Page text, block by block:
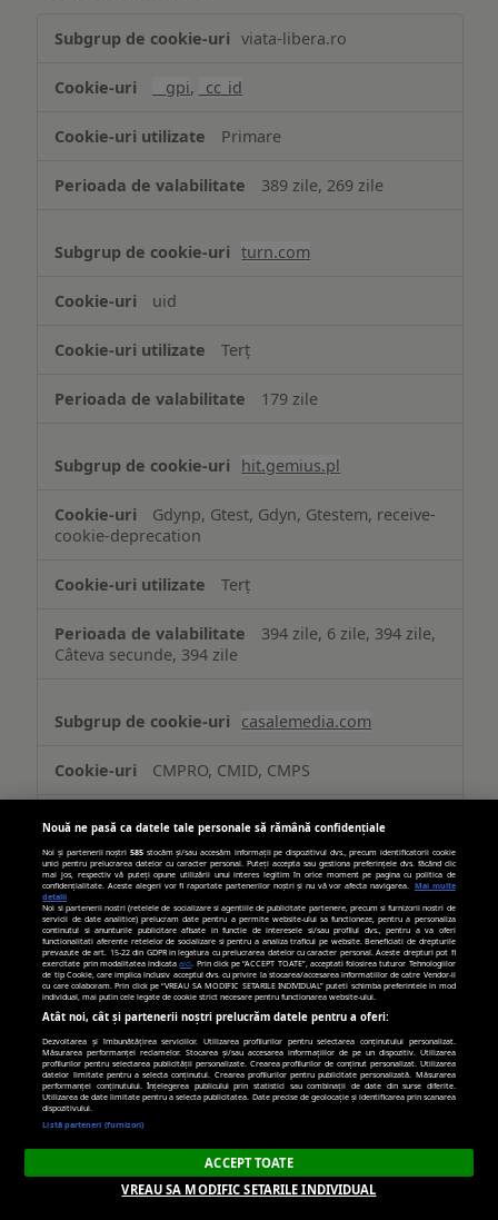
Publicitate
țintită
(targetată)
viata-libera.ro
__gpi, _cc_id
Primare
389 zile, 269 zile
turn.com
uid
Terț
179 zile
hit.gemius.pl
Gdynp, Gtest, Gdyn, Gtestem, receive-
cookie-deprecation
Terț
394 zile, 6 zile, 394 zile,
Câteva secunde, 394 zile
casalemedia.com
CMPRO, CMID, CMPS
Terț
89 zile, 364 zile, 89 zile
youtube.com
VISITOR_PRIVACY_METADATA
179 zile
ctnsnet.com
gid_CAESEM_2RTOYaak34xKTPt8z8X4,
Nouă ne pasă ca datele tale personale să rămână confidențiale
Noi și partenerii noștri585 stocăm și/sau accesăm informații pe dispozitivul dvs., precum identificatorii cookie
unici pentru prelucrarea datelor cu caracter personal. Puteți accepta sau gestiona preferințele dvs. făcând clic
mai jos, respectiv vă puteți opune utilizării unui interes legitim în orice moment pe pagina cu politica de
confidențialitate. Aceste alegeri vor fi raportate partenerilor noștri și nu vă vor afecta navigarea.
Mai multe
detalii
Noi si partenerii nostri (retelele de socializare si agentiile de publicitate partenere, precum si furnizorii nostri de
servicii de date analitice) prelucram date pentru a permite website-ului sa functioneze, pentru a personaliza
continutul si anunturile publicitare afisate in functie de interesele si/sau profilul dvs., pentru a va oferi
functionalitati aferente retelelor de socializare si pentru a analiza traficul pe website. Beneficiati de drepturile
prevazute de art. 15-22 din GDPR in legatura cu prelucrarea datelor cu caracter personal. Aceste drepturi pot fi
exercitate prin modalitatea indicataaici . Prin click pe “ACCEPT TOATE”, acceptati folosirea tuturor Tehnologiilor
de tip Cookie, care implica inclusiv acceptul dvs. cu privire la stocarea/accesarea informatiilor de catre Vendor-ii
cu care colaboram. Prin click pe “VREAU SA MODIFIC SETARILE INDIVIDUAL” puteti schimba preferintele in mod
individual, mai putin cele legate de cookie strict necesare pentru functionarea website-ului.
Atât noi, cât și partenerii noștri prelucrăm datele pentru a oferi:
Dezvoltarea și îmbunătățirea serviciilor. Utilizarea profilurilor pentru selectarea conținutului personalizat.
Măsurarea performanței reclamelor. Stocarea și/sau accesarea informațiilor de pe un dispozitiv. Utilizarea
profilurilor pentru selectarea publicității personalizate. Crearea profilurilor de conținut personalizat. Utilizarea
datelor limitate pentru a selecta conținutul. Crearea profilurilor pentru publicitate personalizată. Măsurarea
performanței conținutului. Înțelegerea publicului prin statistici sau combinații de date din surse diferite.
Utilizarea de date limitate pentru a selecta publicitatea. Date precise de geolocație și identificarea prin scanarea
dispozitivului.
Listă parteneri (furnizori)
ACCEPT TOATE
VREAU SA MODIFIC SETARILE INDIVIDUAL